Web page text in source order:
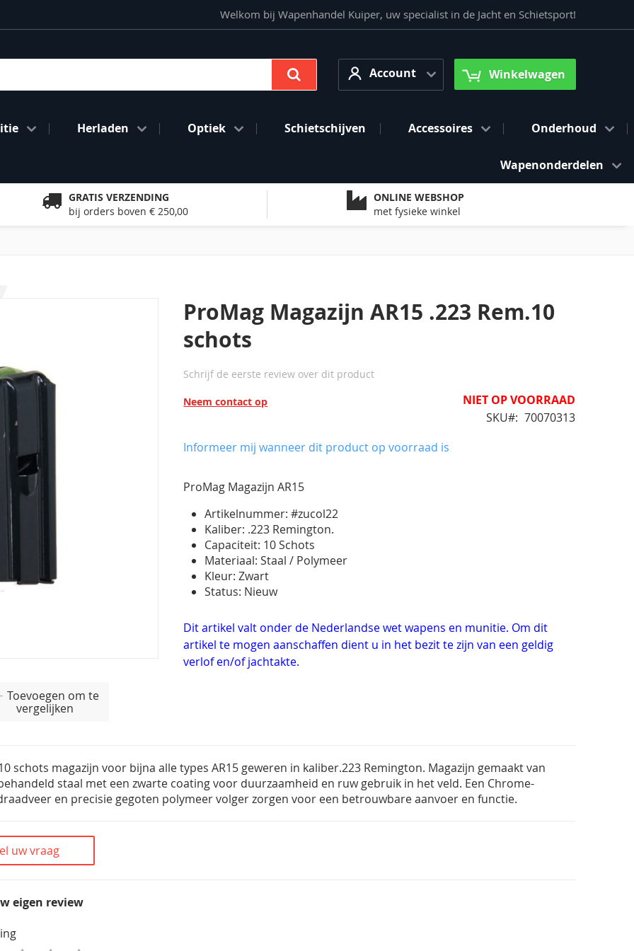
Welkom bij Wapenhandel Kuiper, uw specialist in de Jacht en Schietsport!
AccountAccount Winkelwagen
Herladen Optiek Schietschijven Accessoires Onderhoud
Wapenonderdelen
GRATIS VERZENDING
bij orders boven € 250,00
ONLINE WEBSHOP
met fysieke winkel
Toevoegen om te
vergelijken
ProMag Magazijn AR15 .223 Rem.10
schots
Schrijf de eerste review over dit product
Neem contact op
NIET OP VOORRAAD
SKU
70070313
Informeer mij wanneer dit product op voorraad is
ProMag Magazijn AR15
Artikelnummer: #zucol22
Kaliber: .223 Remington.
Capaciteit: 10 Schots
Materiaal: Staal / Polymeer
Kleur: Zwart
Status: Nieuw
Dit artikel valt onder de Nederlandse wet wapens en munitie. Om dit
artikel te mogen aanschaffen dient u in het bezit te zijn van een geldig
verlof en/of jachtakte.
schots magazijn voor bijna alle types AR15 geweren in kaliber.223 Remington. Magazijn gemaakt van
staal met een zwarte coating voor duurzaamheid en ruw gebruik in het veld. Een Chrome-
en precisie gegoten polymeer volger zorgen voor een betrouwbare aanvoer en functie.
uw vraag
eigen review